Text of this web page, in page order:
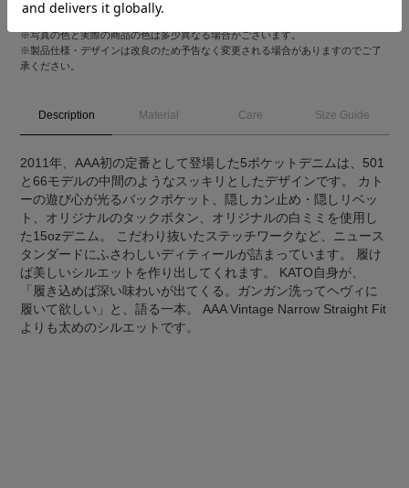
※写真の色と実際の商品の色は多少異なる場合がございます。
※製品仕様・デザインは改良のため予告なく変更される場合がありますのでご了
承ください。
Description Material Care Size Guide
2011年、AAA初の定番として登場した5ポケットデニムは、501
と66モデルの中間のようなスッキリとしたデザインです。 カト
ーの遊び心が光るバックポケット、隠しカン止め・隠しリベッ
ト、オリジナルのタックボタン、オリジナルの白ミミを使用し
た15ozデニム。 こだわり抜いたステッチワークなど、ニュース
タンダードにふさわしいディティールが詰まっています。 履け
ば美しいシルエットを作り出してくれます。 KATO自身が、
「履き込めば深い味わいが出てくる。ガンガン洗ってヘヴィに
履いて欲しい」と、語る一本。 AAA Vintage Narrow Straight Fit
よりも太めのシルエットです。